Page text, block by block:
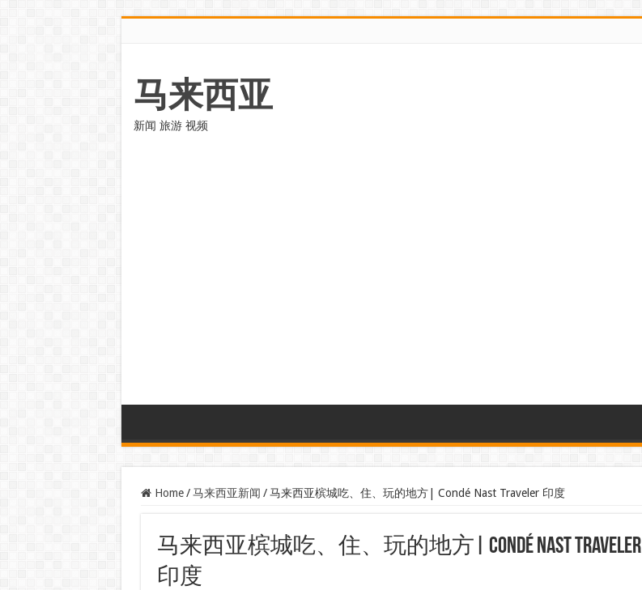
马来西亚
新闻 旅游 视频
Home / 马来西亚新闻 / 马来西亚槟城吃、住、玩的地方| Condé Nast Traveler 印度
马来西亚槟城吃、住、玩的地方| Condé Nast Traveler
印度